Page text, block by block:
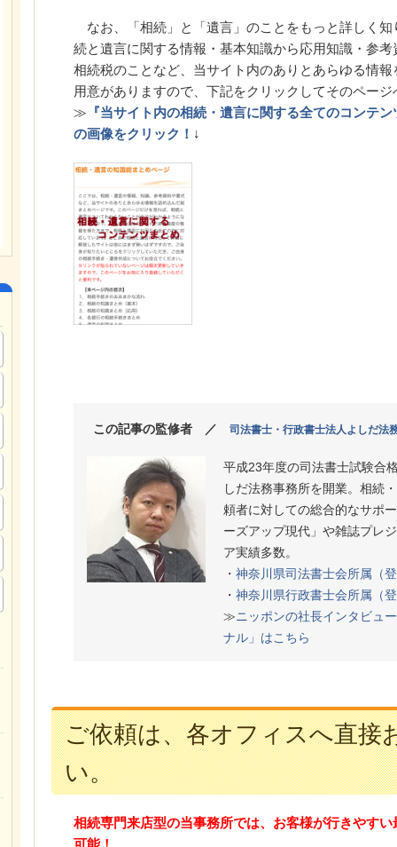
なお、「相続」と「遺言」のことをもっと詳しく
続と遺言に関する情報・基本知識から応用知識・参
相続税のことなど、当サイト内のありとあらゆる情
用意がありますので、下記をクリックしてそのペー
≫ 『当サイト内の相続・遺言に関する全てのコンテ
の画像をクリック！ ↓
この記事の監修者 ／ 司法書士・行政書士法人よしだ
平成23年度の司法書士試験合
しだ法務事務所を開業。相続
頼者に対しての総合的なサポ
ーズアップ現代」や雑誌プレ
ア実績多数。
・ 神奈川県司法書士会所属（
・ 神奈川県行政書士会所属（
≫ニッポンの社長インタビュ
ナル」はこちら
ご依頼は、各オフィスへ直接
い。
相続専門来店型の当事務所では、お客様が行きやす